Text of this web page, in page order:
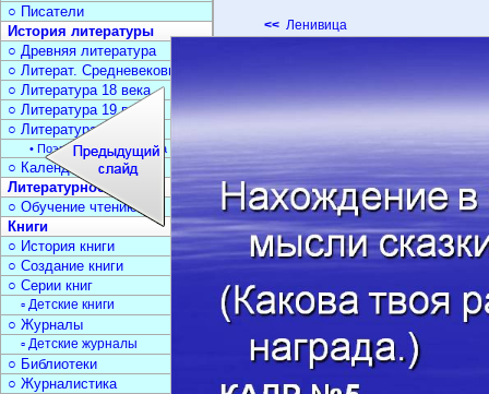
<< Ленивица
○ Писатели
История литературы
○ Древняя литература
○ Литерат. Средневековья
○ Литература 18 века
○ Литература 19 века
○ Литература 20 века
• Поэзия Серебрян. века
○ Календарь дат
Литературное чтение
○ Обучение чтению
Книги
○ История книги
○ Создание книги
○ Серии книг
▫ Детские книги
○ Журналы
▫ Детские журналы
○ Библиотеки
○ Журналистика